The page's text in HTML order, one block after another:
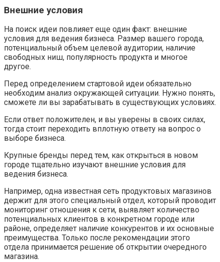
Внешние условия
На поиск идеи повлияет еще один факт: внешние
условия для ведения бизнеса. Размер вашего города,
потенциальный объем целевой аудитории, наличие
свободных ниш, популярность продукта и многое
другое.
Перед определением стартовой идеи обязательно
необходим анализ окружающей ситуации. Нужно понять,
сможете ли вы зарабатывать в существующих условиях.
Если ответ положителен, и вы уверены в своих силах,
тогда стоит переходить вплотную ответу на вопрос о
выборе бизнеса.
Крупные бренды перед тем, как открыться в новом
городе тщательно изучают внешние условия для
ведения бизнеса.
Например, одна известная сеть продуктовых магазинов
держит для этого специальный отдел, который проводит
мониторинг отношения к сети, выявляет количество
потенциальных клиентов в конкретном городе или
районе, определяет наличие конкурентов и их основные
преимущества. Только после рекомендации этого
отдела принимается решение об открытии очередного
магазина.